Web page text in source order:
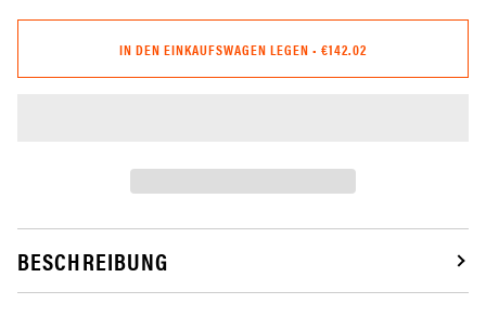
IN DEN EINKAUFSWAGEN LEGEN • €142.02
BESCHREIBUNG